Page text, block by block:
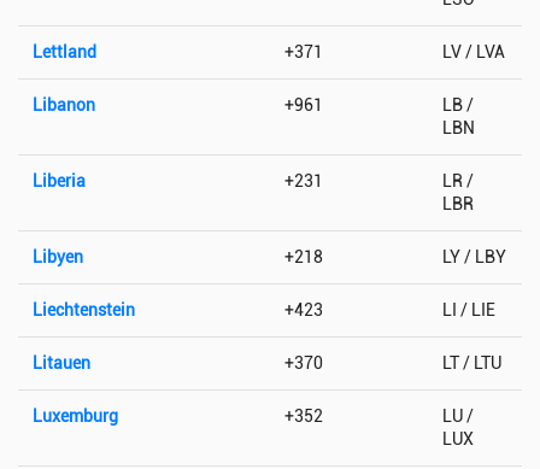
Lettland +371 LV / LVA
Libanon +961
LB /
LBN
Liberia +231
LR /
LBR
Libyen +218 LY / LBY
Liechtenstein +423 LI / LIE
Litauen +370 LT / LTU
Luxemburg +352
LU /
LUX